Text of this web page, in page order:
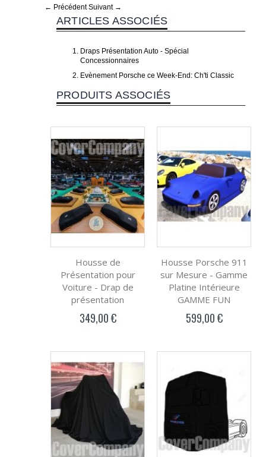
← Précédent Suivant →
ARTICLES ASSOCIÉS
Draps Présentation Auto - Spécial
Concessionnaires
Evènement Porsche ce Week-End: Ch'ti Classic
PRODUITS ASSOCIÉS
Housse de
Présentation pour
Voiture - Drap de
présentation
349,00 €
Housse Porsche 911
sur Mesure - Gamme
Platine Intérieure
GAMME FUN
599,00 €